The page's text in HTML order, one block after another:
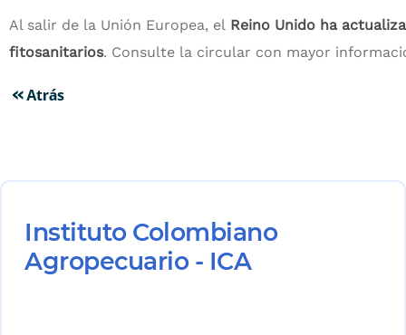
Al salir de la Unión Europea, el Reino Unido ha
fitosanitarios. Consulte la circular con mayor
Instituto Colombiano
Agropecuario - ICA